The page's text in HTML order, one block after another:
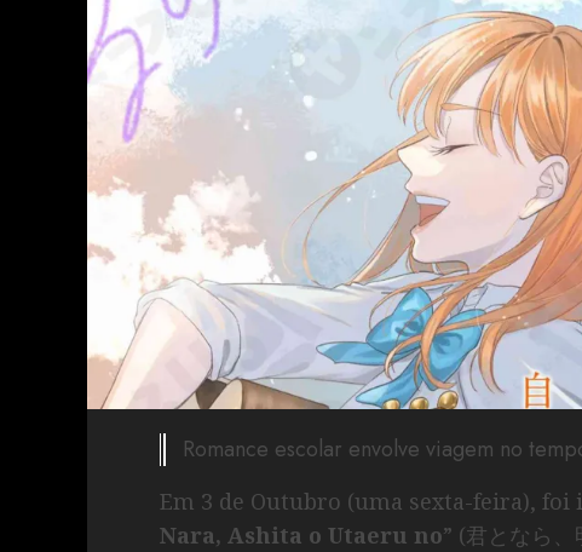
Romance escolar envolve viagem no
Em 3 de Outubro (uma sexta-feira), foi
Nara, Ashita o Utaeru no” (君となら